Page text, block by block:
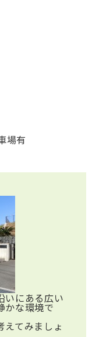
場有
いにある広い
かな環境で
えてみましょ